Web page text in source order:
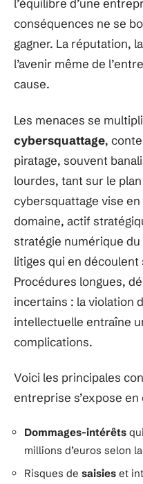
l’équilibre d’une
conséquences ne se
gagner. La réputation,
l’avenir même de
cause.
Les menaces se
cybersquattage,
piratage, souvent
lourdes, tant sur le
cybersquattage vise
domaine, actif
stratégie numérique
litiges qui en
Procédures longues,
incertains : la violation
intellectuelle entraîne
complications.
Voici les principales
entreprise s’expose
Dommages-intérêts
millions d’euros selon
Risques de saisies et